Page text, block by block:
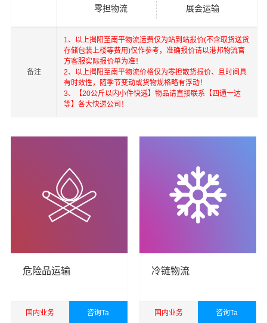
万平在深圳，珠海，揭阳，北京，上海，武汉和香港，澳
门，台湾等地具有优势的物流网络资源，依靠国内北京，
率先开通内地至到香港，澳门，台湾的物流往返运输业
务，简化了货物进出口操作流程，减少了货物在途时间，
提高了货物流通效率。公司秉承优质服务的核心价值观，
将一如既往地为更多的人和企业提供到更优质的
务。
零担物流 展会运输
备注
1、以上揭阳至南平物流运费仅为站到站报价(不含取货送货
存储包装上楼等费用)仅作参考，准确报价请以港邦物流官
方客服实际报价单为准！
2、以上揭阳至南平物流价格仅为零担散货报价、且时间具
有时效性，随季节变动或货物规格略有浮动！
3、【20公斤以内小件快递】物品请直接联系【四通一达
等】各大快递公司！
危险品运输
国内业务 咨询Ta
冷链物流
国内业务 咨询Ta